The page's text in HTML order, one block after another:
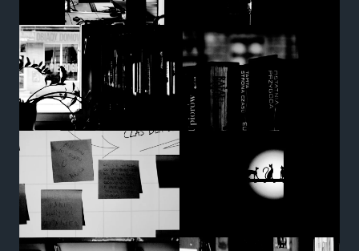
internetowa
działała jak
najlepiej
podczas
twojego
przejścia na nią.
Jeśli odrzucisz te
pliki cookie,
niektóre funkcje
znikną ze strony
internetowej.
Marketing